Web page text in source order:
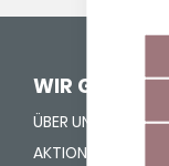
WIR GEBEN
ÜBER UNS
AKTION "NASE REIN"